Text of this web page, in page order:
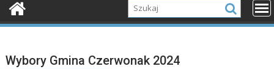
Wybory Gmina Czerwonak 2024